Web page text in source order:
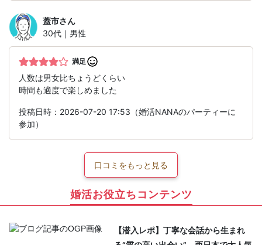
蓋市さん
30代｜男性
満足
人数は男女比ちょうどくらい
時間も適度で楽しめました
投稿日時：2026-07-20 17:53（婚活NANAのパーティーに
参加）
口コミをもっと見る
婚活お役立ちコンテンツ
【潜入レポ】丁寧な会話から生まれ